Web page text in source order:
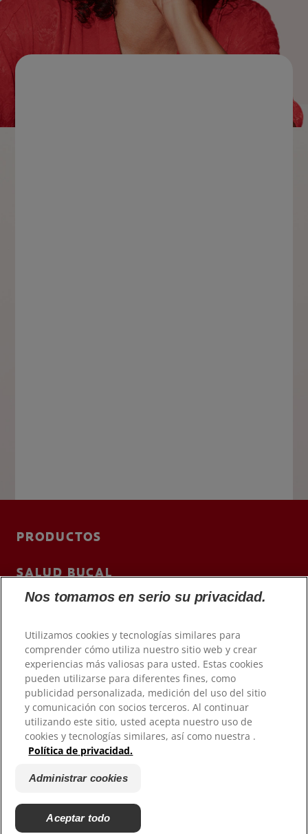
PRODUCTOS
SALUD BUCAL
CHEQUEO DE SALUD BUCAL
CORRESPONDENCIA DE PRODUCTOS
SUSCRÍBETE
CONTACTO
ES (ES)
Colgateprofesional.es
Nos tomamos en serio su privacidad.
Utilizamos cookies y tecnologías similares para
comprender cómo utiliza nuestro sitio web y crear
experiencias más valiosas para usted. Estas cookies
pueden utilizarse para diferentes fines, como
publicidad personalizada, medición del uso del sitio
y comunicación con socios terceros. Al continuar
utilizando este sitio, usted acepta nuestro uso de
cookies y tecnologías similares, así como nuestra .
Política de privacidad.
Administrar cookies
Aceptar todo